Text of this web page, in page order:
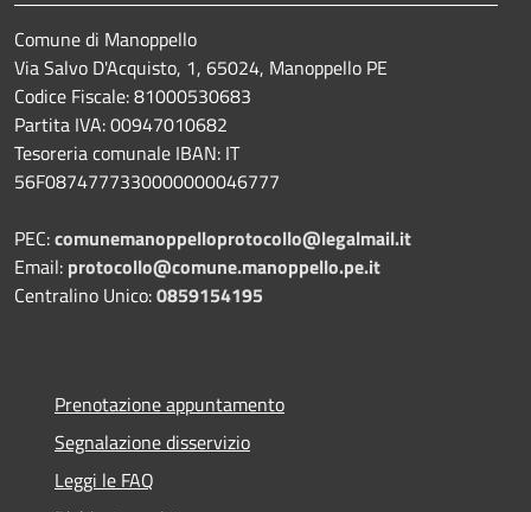
Comune di Manoppello
Via Salvo D'Acquisto, 1, 65024, Manoppello PE
Codice Fiscale: 81000530683
Partita IVA: 00947010682
Tesoreria comunale IBAN: IT
56F0874777330000000046777
PEC:comunemanoppelloprotocollo@legalmail.it
Email: protocollo@comune.manoppello.pe.it
Centralino Unico:0859154195
Prenotazione appuntamento
Segnalazione disservizio
Leggi le FAQ